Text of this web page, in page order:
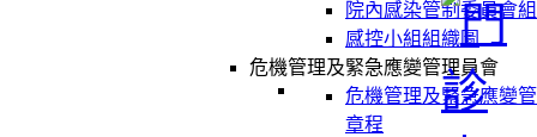
院內感染管制委員會
感控小組組織圖
危機管理及緊急應變管理員會
危機管理及緊急應變
章程